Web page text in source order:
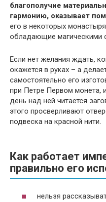
благополучие
гармонию, оказывает
его в некоторых
обладающие магическими
Если нет желания ждать,
окажется в руках – а
самостоятельно его
при Петре Первом монета,
день над ней читается
этого просверливают
подвеска на красной нити.
Как работает
правильно его
нельзя